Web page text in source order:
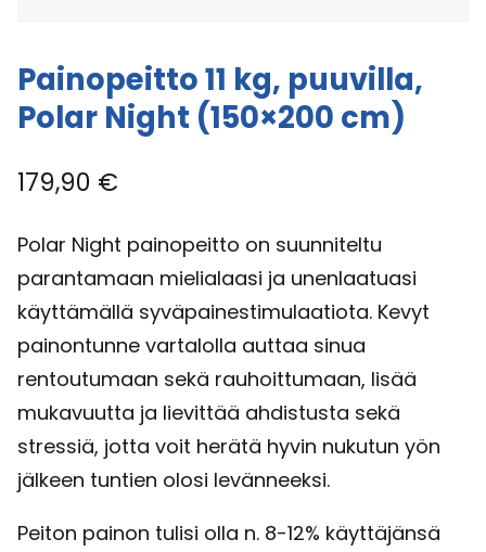
Painopeitto 11 kg, puuvilla,
Polar Night (150×200 cm)
179,90 €
Polar Night painopeitto on suunniteltu
parantamaan mielialaasi ja unenlaatuasi
käyttämällä syväpainestimulaatiota. Kevyt
painontunne vartalolla auttaa sinua
rentoutumaan sekä rauhoittumaan, lisää
mukavuutta ja lievittää ahdistusta sekä
stressiä, jotta voit herätä hyvin nukutun yön
jälkeen tuntien olosi levänneeksi.
Peiton painon tulisi olla n. 8-12% käyttäjänsä